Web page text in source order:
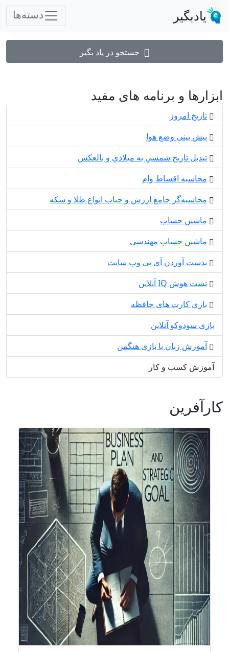
یادبگیر دسته‌ها
جستجو در یاد بگیر
ابزارها و برنامه های مفید
تاریخ امروز
پیش بینی وضع هوا
تبديل تاريخ شمسي به ميلادي و بالعكس
محاسبه اقساط وام
محاسبه‌گر جامع ارزش و حباب انواع طلا و سکه
ماشین حساب
ماشین حساب مهندسی
بدست آوردن آی پی وب سایت
تست هوش IQ آنلاین
بازی کارت های حافظه
بازی سودوکو آنلاین
آموزش زبان با بازی هنگمن
آموزش کسب و کار
کارآفرین